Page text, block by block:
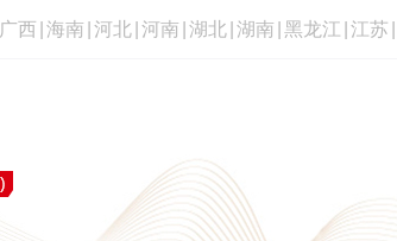
广西 海南 河北 河南 湖北 湖南 黑龙江 江苏